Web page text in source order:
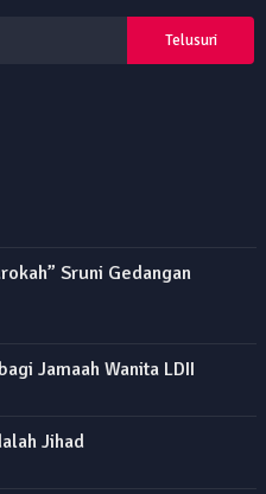
Sruni Gedangan
Jamaah Wanita LDII
Jihad